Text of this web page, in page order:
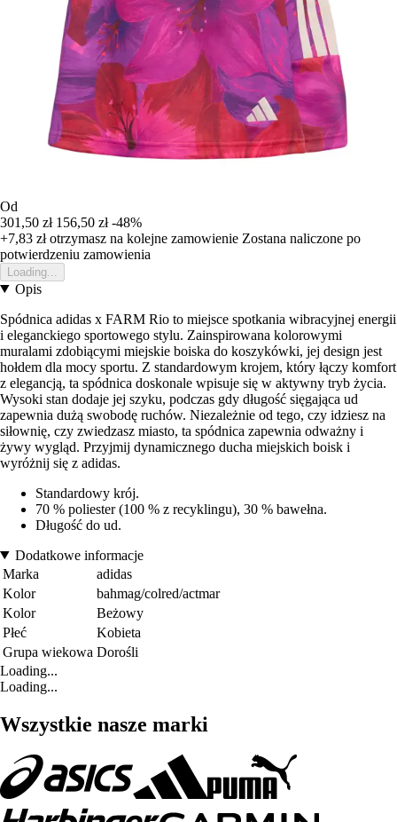
Od
301,50 zł 156,50 zł -48%
+7,83 złotrzymasz na kolejne zamowienie Zostana naliczone po
potwierdzeniu zamowienia
Loading...
Opis
Spódnica adidas x FARM Rio to miejsce spotkania wibracyjnej energii
i eleganckiego sportowego stylu. Zainspirowana kolorowymi
muralami zdobiącymi miejskie boiska do koszykówki, jej design jest
hołdem dla mocy sportu. Z standardowym krojem, który łączy komfort
z elegancją, ta spódnica doskonale wpisuje się w aktywny tryb życia.
Wysoki stan dodaje jej szyku, podczas gdy długość sięgająca ud
zapewnia dużą swobodę ruchów. Niezależnie od tego, czy idziesz na
siłownię, czy zwiedzasz miasto, ta spódnica zapewnia odważny i
żywy wygląd. Przyjmij dynamicznego ducha miejskich boisk i
wyróżnij się z adidas.
Standardowy krój.
70 % poliester (100 % z recyklingu), 30 % bawełna.
Długość do ud.
Dodatkowe informacje
Marka
adidas
Kolor
bahmag/colred/actmar
Kolor
Beżowy
Płeć
Kobieta
Grupa wiekowa Dorośli
Loading...
Loading...
Wszystkie nasze marki